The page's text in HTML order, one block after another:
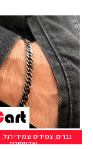
הוספה לסל
גברים,צמידים וצמידי רגל,
ואקססוריז